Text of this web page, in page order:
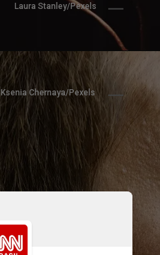
Laura Stanley/Pexels
Ksenia Chernaya/Pexels